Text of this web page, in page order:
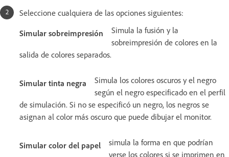
Seleccione cualquiera de las opciones siguientes:
Simular sobreimpresión
Simula la fusión y la
sobreimpresión de colores en la
salida de colores separados.
Simular tinta negra
Simula los colores oscuros y el negro
según el negro especificado en el perfil
de simulación. Si no se especificó un negro, los negros se
asignan al color más oscuro que puede dibujar el monitor.
Simular color del papel
simula la forma en que podrían
verse los colores si se imprimen en